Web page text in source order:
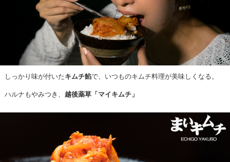
しっかり味が付いたキムチ餡で、いつものキムチ料理が美味しくなる。
ハルナもやみつき、 越後薬草「マイキムチ」